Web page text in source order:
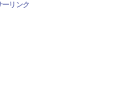
ーリンク